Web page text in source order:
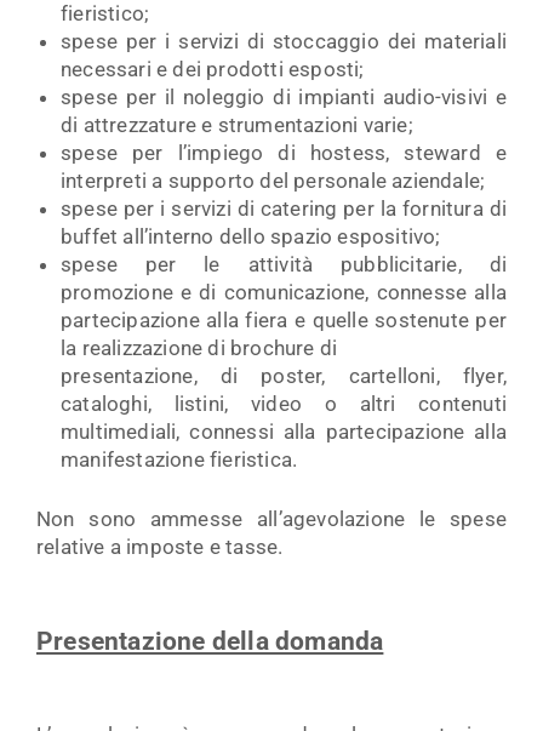
fieristico;
spese per i servizi di stoccaggio dei materiali
necessari e dei prodotti esposti;
spese per il noleggio di impianti audio-visivi e
di attrezzature e strumentazioni varie;
spese per l’impiego di hostess, steward e
interpreti a supporto del personale aziendale;
spese per i servizi di catering per la fornitura di
buffet all’interno dello spazio espositivo;
spese per le attività pubblicitarie, di
promozione e di comunicazione, connesse alla
partecipazione alla fiera e quelle sostenute per
la realizzazione di brochure di
presentazione, di poster, cartelloni, flyer,
cataloghi, listini, video o altri contenuti
multimediali, connessi alla partecipazione alla
manifestazione fieristica.
Non sono ammesse all’agevolazione le spese
relative a imposte e tasse.
Presentazione della domanda